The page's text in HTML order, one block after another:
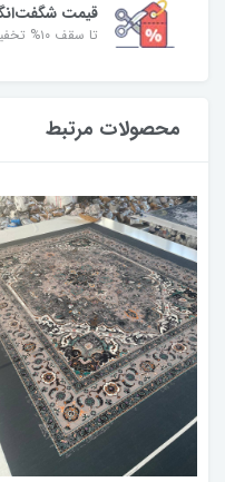
قیمت
تا سقف ۱۰% تخفیف
محصولات مرتبط